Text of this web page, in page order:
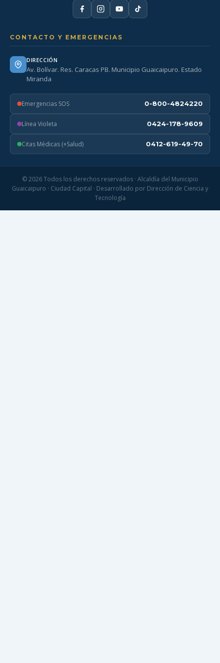
CONTACTO Y EMERGENCIAS
DIRECCIÓN
Av. Bolívar. Res. Caracas PB. Municipio Guaicaipuro. Estado
Miranda
Emergencias SOS 0-800-4824220
Línea Violeta 0424-178-9609
Citas Médicas (+Salud) 0412-619-49-70
© 2026 Todos los derechos reservados · Alcaldía del Municipio
Guaicaipuro · Ciudad Capital · Desarrollado por Dirección de Ciencia y
Tecnología